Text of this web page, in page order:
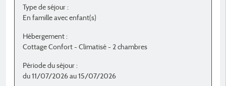
Type de séjour :
En famille avec enfant(s)
Hébergement :
Cottage Confort - Climatisé - 2 chambres
Période du séjour :
du 11/07/2026 au 15/07/2026